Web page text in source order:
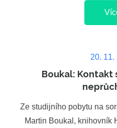
Posted
on
20. 11.
Boukal: Kontakt
Ze studijního pobytu na
Martin Boukal, knihovník